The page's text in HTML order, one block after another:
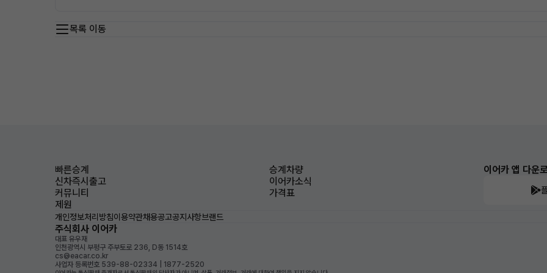
목록 이동
빠른승계
승계차량
신차즉시출고
이어카소식
커뮤니티
가격표
제원
이어카 앱 다운
개인정보처리방침이용약관채용공고공지사항브랜드
주식회사 이어카
대표 유우재
인천광역시 부평구 주부토로 236, D동 1514호
cs@eacar.co.kr
사업자 등록번호 539-88-02334 | 1877-2520